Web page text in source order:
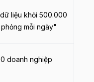
liệu khỏi 500.000
mỗi ngày"
doanh nghiệp